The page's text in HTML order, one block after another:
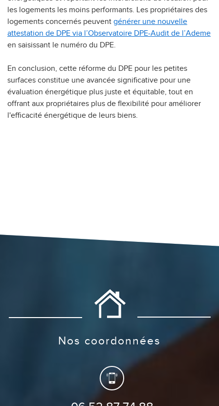
les logements les moins performants. Les propriétaires des
logements concernés peuvent générer une nouvelle
attestation de DPE via l’Observatoire DPE-Audit de l’Ademe
en saisissant le numéro du DPE.
En conclusion, cette réforme du DPE pour les petites
surfaces constitue une avancée significative pour une
évaluation énergétique plus juste et équitable, tout en
offrant aux propriétaires plus de flexibilité pour améliorer
l'efficacité énergétique de leurs biens.
nos coordonnées